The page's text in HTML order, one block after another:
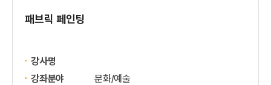
패브릭 페인팅
강사명
강좌분야
문화/예술